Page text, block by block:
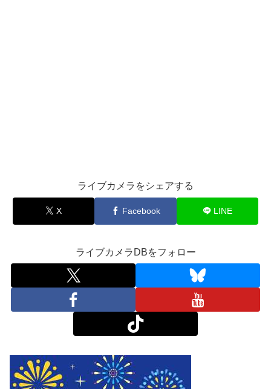
ライブカメラをシェアする
X Facebook LINE
ライブカメラDBをフォロー